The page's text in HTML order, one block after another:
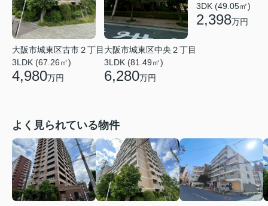
大阪市城東区古市２丁目
3LDK (67.26㎡)
4,980万円
大阪市城東区中央２丁目
3LDK (81.49㎡)
6,280万円
3DK (49.05㎡)
2,398万円
よく見られている物件